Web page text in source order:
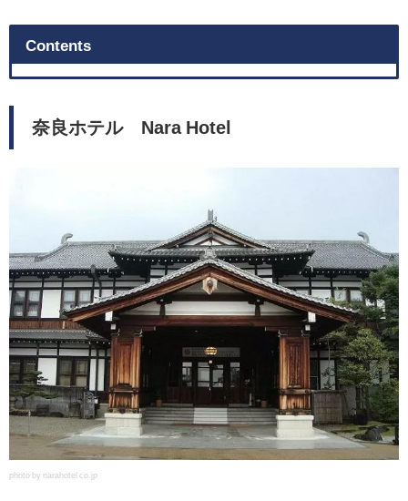
Contents
奈良ホテル Nara Hotel
photo by narahotel co.jp